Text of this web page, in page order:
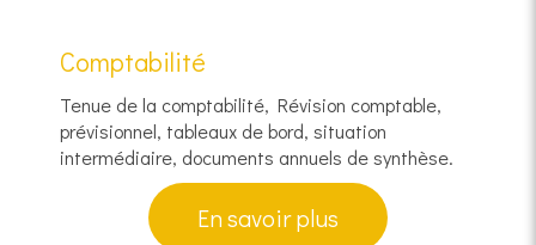
Comptabilité
Tenue de la comptabilité, Révision comptable,
prévisionnel, tableaux de bord, situation
intermédiaire, documents annuels de synthèse.
En savoir plus